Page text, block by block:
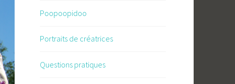
Poopoopidoo
Portraits de créatrices
Questions pratiques